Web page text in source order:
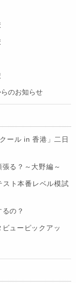
のお知らせ
ール in 香港」二日
る？～大野編～
スト本番レベル模試
の？
ューピックアッ